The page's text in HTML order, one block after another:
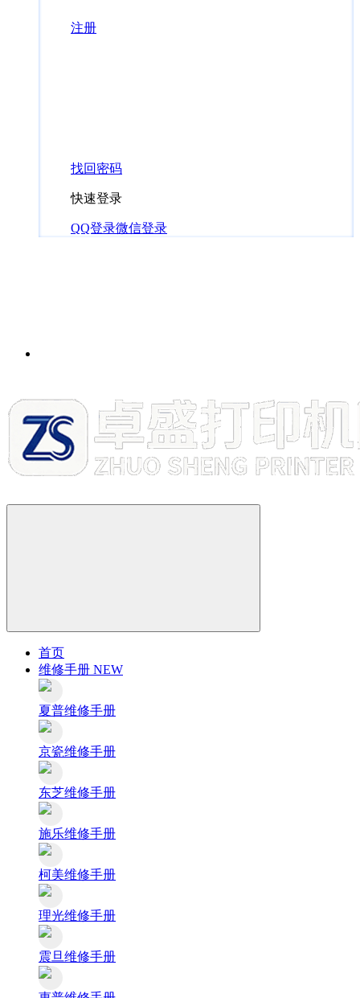
注册
找回密码
快速登录
QQ登录微信登录
首页
维修手册 NEW
夏普维修手册
京瓷维修手册
东芝维修手册
施乐维修手册
柯美维修手册
理光维修手册
震旦维修手册